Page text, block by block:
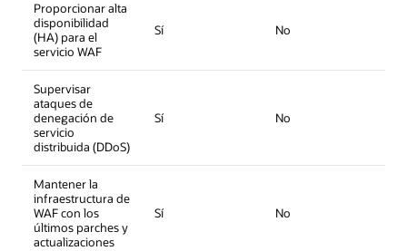
Proporcionar alta
disponibilidad
(HA) para el
servicio WAF
Sí No
Supervisar
ataques de
denegación de
servicio
distribuida (DDoS)
Sí No
Mantener la
infraestructura de
WAF con los
últimos parches y
actualizaciones
Sí No